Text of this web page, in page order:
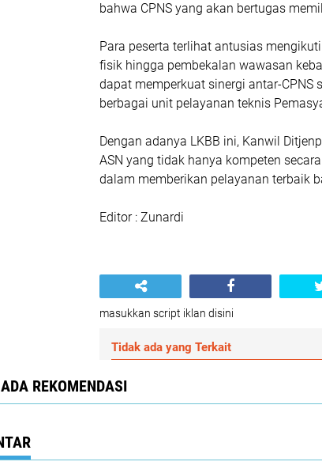
bahwa CPNS yang akan bertugas
Para peserta terlihat antusias
fisik hingga pembekalan wawasan
dapat memperkuat sinergi antar-CPNS
berbagai unit pelayanan teknis
Dengan adanya LKBB ini, Kanwil
ASN yang tidak hanya kompeten
dalam memberikan pelayanan terbaik
Editor : Zunardi
masukkan script iklan disini
Tidak ada yang Terkait
REKOMENDASI